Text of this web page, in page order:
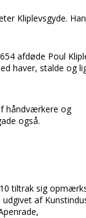
Kliplevsgyde.
afdøde Poul
haver, stalde og
håndværkere og
også.
tiltrak sig
af